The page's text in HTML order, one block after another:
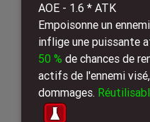
AOE - 1.6 * ATK
Empoisonne un
inflige une puissante
50 % de chances de
actifs de l'ennemi
dommages.